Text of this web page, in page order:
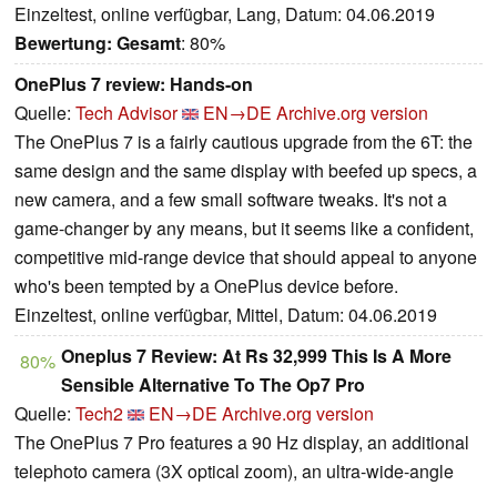
Einzeltest, online verfügbar, Lang, Datum: 04.06.2019
Bewertung: Gesamt: 80%
OnePlus 7 review: Hands-on
Quelle: Tech Advisor EN→DE Archive.org version
The OnePlus 7 is a fairly cautious upgrade from the 6T: the
same design and the same display with beefed up specs, a
new camera, and a few small software tweaks. It's not a
game-changer by any means, but it seems like a confident,
competitive mid-range device that should appeal to anyone
who's been tempted by a OnePlus device before.
Einzeltest, online verfügbar, Mittel, Datum: 04.06.2019
80% Oneplus 7 Review: At Rs 32,999 This Is A More
Sensible Alternative To The Op7 Pro
Quelle: Tech2 EN→DE Archive.org version
The OnePlus 7 Pro features a 90 Hz display, an additional
telephoto camera (3X optical zoom), an ultra-wide-angle